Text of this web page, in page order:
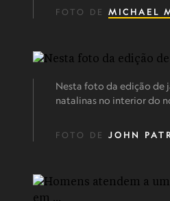
FOTO DE MICHAEL
Nesta foto da edição de
natalinas no interior do
FOTO DE JOHN